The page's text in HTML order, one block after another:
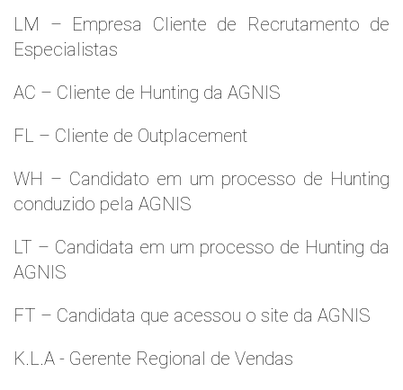
LM – Empresa Cliente de Recrutamento de
Especialistas
AC – Cliente de Hunting da AGNIS
FL – Cliente de Outplacement
WH – Candidato em um processo de Hunting
conduzido pela AGNIS
LT – Candidata em um processo de Hunting da
AGNIS
FT – Candidata que acessou o site da AGNIS
K.L.A - Gerente Regional de Vendas